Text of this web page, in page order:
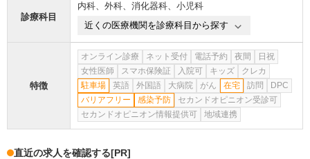
診療科目
内科、 外科、 消化器科、 小児科
近くの医療機関を診療科目から探す
特徴
オンライン診療 ネット受付 電話予約 夜間
日祝
女性医師
スマホ保険証 入院可 キッズ
クレカ
駐車場
英語 外国語 大病院 がん 在宅 訪問
DPC
バリアフリー
感染予防
セカンドオピニオン受診可
セカンドオピニオン情報提供可
地域連携
直近の求人を確認する[PR]